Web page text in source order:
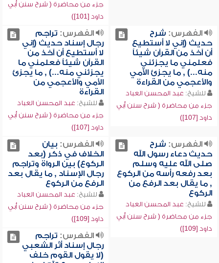
جزء من محاضرة ( شرح سنن أبي
داود [101])
الفهرس: شرح
حديث (إني لا أستطيع
أن آخذ من القرآن شيئاً
فعلمني ما يجزئني
منه...) , ما يجزئ الأمي
والأعجمي من القراءة
للشيخ: عبد المحسن العباد
جزء من محاضرة ( شرح سنن أبي
داود [107])
الفهرس: تراجم
رجال إسناد حديث (إني
لا أستطيع أن آخذ من
القرآن شيئاً فعلمني ما
يجزئني منه...) , ما يجزئ
الأمي والأعجمي من
القراءة
للشيخ: عبد المحسن العباد
جزء من محاضرة ( شرح سنن أبي
داود [107])
الفهرس: شرح
حديث دعاء رسول الله
صلى الله عليه وسلم
بعد رفعه رأسه من الركوع
, ما يقال بعد الرفع من
الركوع
للشيخ: عبد المحسن العباد
جزء من محاضرة ( شرح سنن أبي
داود [109])
الفهرس: بيان
الخلاف في ذكر (بعد
الركوع) بين الرواة وتراجم
رجال الإسناد , ما يقال بعد
الرفع من الركوع
للشيخ: عبد المحسن العباد
جزء من محاضرة ( شرح سنن أبي
داود [109])
الفهرس: تراجم
رجال إسناد أثر الشعبي
(لا يقول القوم خلف